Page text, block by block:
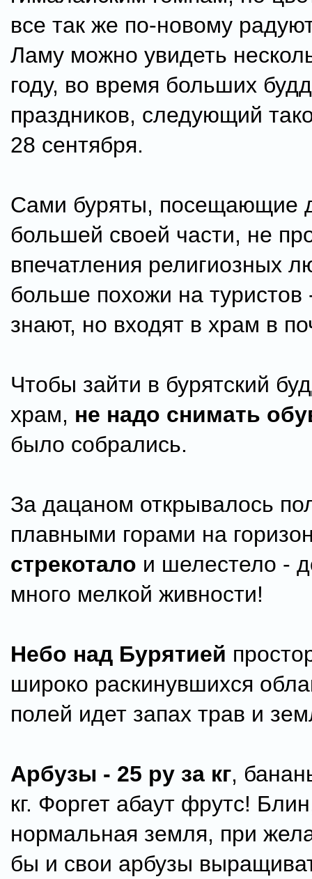
все так же по-новому
Ламу можно увидеть
году, во время больших
праздников, следующий
28 сентября.
Сами буряты, посещающие
большей своей части, не
впечатления религиозных
больше похожи на туристов
знают, но входят в храм в
Чтобы зайти в бурятский
храм, не надо снимать
было собрались.
За дацаном открывалось
плавными горами на
стрекотало и шелестело -
много мелкой живности!
Небо над Бурятией
широко раскинувшихся
полей идет запах трав и
Арбузы - 25 ру за кг,
кг. Форгет абаут фрутс!
нормальная земля, при
бы и свои арбузы